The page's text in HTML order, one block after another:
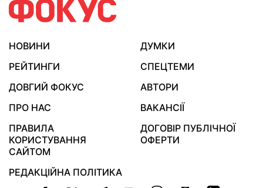
НОВИНИ
ДУМКИ
РЕЙТИНГИ
СПЕЦТЕМИ
ДОВГИЙ ФОКУС
АВТОРИ
ПРО НАС
ВАКАНСІЇ
ПРАВИЛА
КОРИСТУВАННЯ
САЙТОМ
ДОГОВІР ПУБЛІЧНОЇ
ОФЕРТИ
РЕДАКЦІЙНА ПОЛІТИКА